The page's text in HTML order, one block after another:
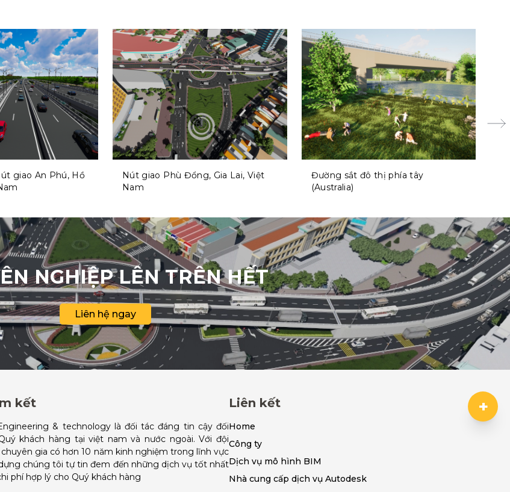
giao An Phú, Hồ
Nút giao Phù Đổng, Gia Lai, Việt
Nam
Đường sắt đô thị phía tây
(Australia)
NGHIỆP LÊN TRÊN HẾT
Liên hệ ngay
kết
& technology là đối tác đáng tin cậy đối
khách hàng tại việt nam và nước ngoài. Với đội
gia có hơn 10 năm kinh nghiệm trong lĩnh vực
chúng tôi tự tin đem đến những dịch vụ tốt nhất
phí hợp lý cho Quý khách hàng
Liên kết
Home
Công ty
Dịch vụ mô hình BIM
Nhà cung cấp dịch vụ Autodesk
+